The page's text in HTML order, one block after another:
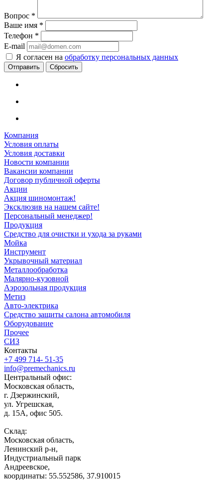
Вопрос *
Ваше имя *
Телефон *
E-mail
Я согласен на обработку персональных данных
Сбросить
Компания
Условия оплаты
Условия доставки
Новости компании
Вакансии компании
Договор публичной оферты
Акции
Акция шиномонтаж!
Эксклюзив на нашем сайте!
Персональный менеджер!
Продукция
Средство для очистки и ухода за руками
Мойка
Инструмент
Укрывочный материал
Металлообработка
Малярно-кузовной
Аэрозольная продукция
Метиз
Авто-электрика
Средство защиты салона автомобиля
Оборудование
Прочее
СИЗ
Контакты
+7 499 714- 51-35
info@premechanics.ru
Центральный офис:
Московская область,
г. Дзержинский,
ул. Угрешская,
д. 15А, офис 505.
Склад:
Московская область,
Ленинский р-н,
Индустриальный парк
Андреевское,
координаты: 55.552586, 37.910015